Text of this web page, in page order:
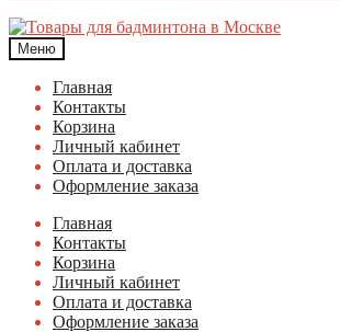
Меню
Главная
Контакты
Корзина
Личный кабинет
Оплата и доставка
Оформление заказа
Главная
Контакты
Корзина
Личный кабинет
Оплата и доставка
Оформление заказа